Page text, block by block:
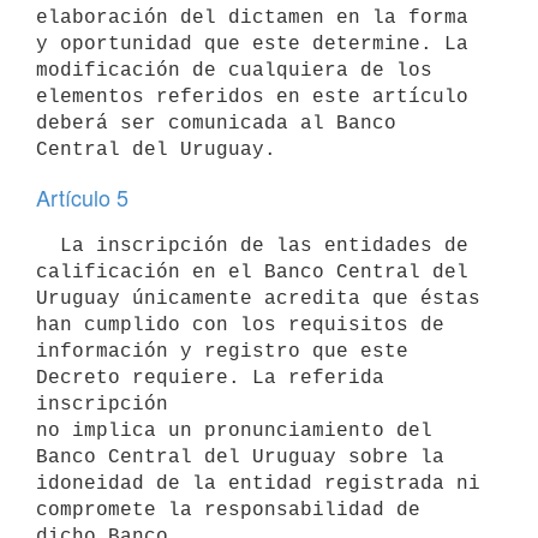
elaboración del dictamen en la forma
y oportunidad que este determine. La
modificación de cualquiera de los
elementos referidos en este artículo
deberá ser comunicada al Banco
Artículo 5
calificación en el Banco Central del
Uruguay únicamente acredita que éstas
han cumplido con los requisitos de
información y registro que este
Decreto requiere. La referida
inscripción
no implica un pronunciamiento del
Banco Central del Uruguay sobre la
idoneidad de la entidad registrada ni
compromete la responsabilidad de